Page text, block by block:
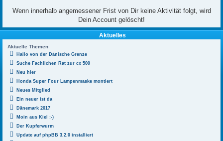
Wenn innerhalb angemessener Frist von Dir keine Aktivität folgt, wird
Dein Account gelöscht!
Aktuelles
Aktuelle Themen
Hallo von der Dänische Grenze
Suche Fachlichen Rat zur cx 500
Neu hier
Honda Super Four Lampenmaske montiert
Neues Mitglied
Ein neuer ist da
Dänemark 2017
Moin aus Kiel :-)
Der Kupferwurm
Update auf phpBB 3.2.0 installiert